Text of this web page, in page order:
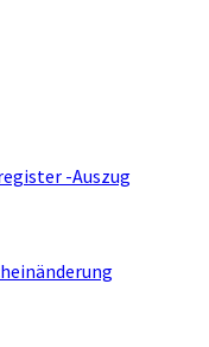
-Auszug